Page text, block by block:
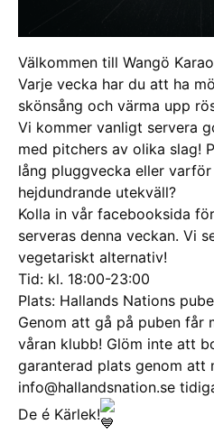
Välkommen till Wangö
Varje vecka har du att ha
skönsång och värma upp
Vi kommer vanligt servera
med pitchers av olika slag!
lång pluggvecka eller
hejdundrande utekväll?
Kolla in vår facebooksida
serveras denna veckan. Vi
vegetariskt alternativ!
Tid: kl. 18:00-23:00
Plats: Hallands Nations
Genom att gå på puben får
våran klubb! Glöm inte att
garanterad plats genom att
info@hallandsnation.se
De é Kärlek!